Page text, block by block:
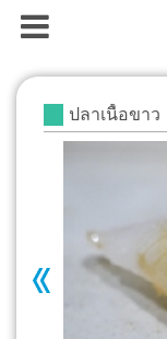
ปลาเนื้อขาว